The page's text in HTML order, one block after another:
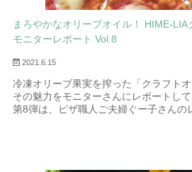
まろやかなオリーブオイル！ HIME-
モニターレポート Vol.8
2021.6.15
冷凍オリーブ果実を搾った「クラフトオ
その魅力をモニターさんにレポートして
第8弾は、ピザ職人ご夫婦ぐー子さんの